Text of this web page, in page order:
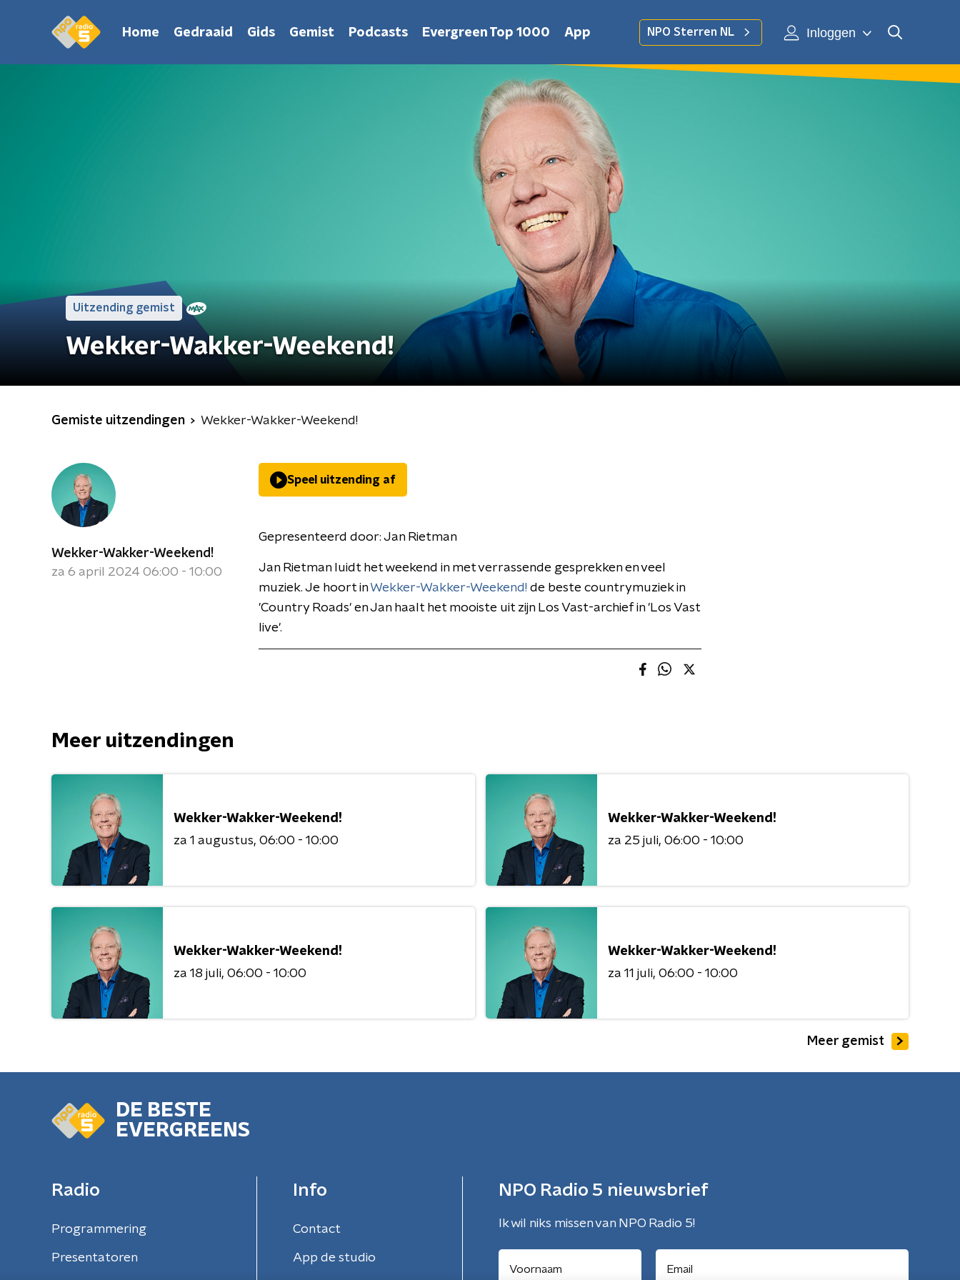
Home Gedraaid Gids Gemist Podcasts Evergreen Top 1000 App NPO Sterren NL Inloggen
Uitzending gemist
Wekker-Wakker-Weekend!
Gemiste uitzendingen Wekker-Wakker-Weekend!
Wekker-Wakker-Weekend!
za 6 april 2024 06:00 - 10:00
Speel uitzending af
Gepresenteerd door: Jan Rietman
Jan Rietman luidt het weekend in met verrassende gesprekken en veel
muziek. Je hoort inWekker-Wakker-Weekend! de beste countrymuziek in
'Country Roads' en Jan haalt het mooiste uit zijn Los Vast-archief in 'Los Vast
live'.
Meer uitzendingen
Wekker-Wakker-Weekend!
za 1 augustus 06:00 - 10:00
Wekker-Wakker-Weekend!
za 25 juli 06:00 - 10:00
Wekker-Wakker-Weekend!
za 18 juli 06:00 - 10:00
Wekker-Wakker-Weekend!
za 11 juli 06:00 - 10:00
Meer gemist
DE BESTE
EVERGREENS
Radio
Programmering
Presentatoren
Info
Contact
App de studio
NPO Radio 5 nieuwsbrief
Ik wil niks missen van NPO Radio 5!